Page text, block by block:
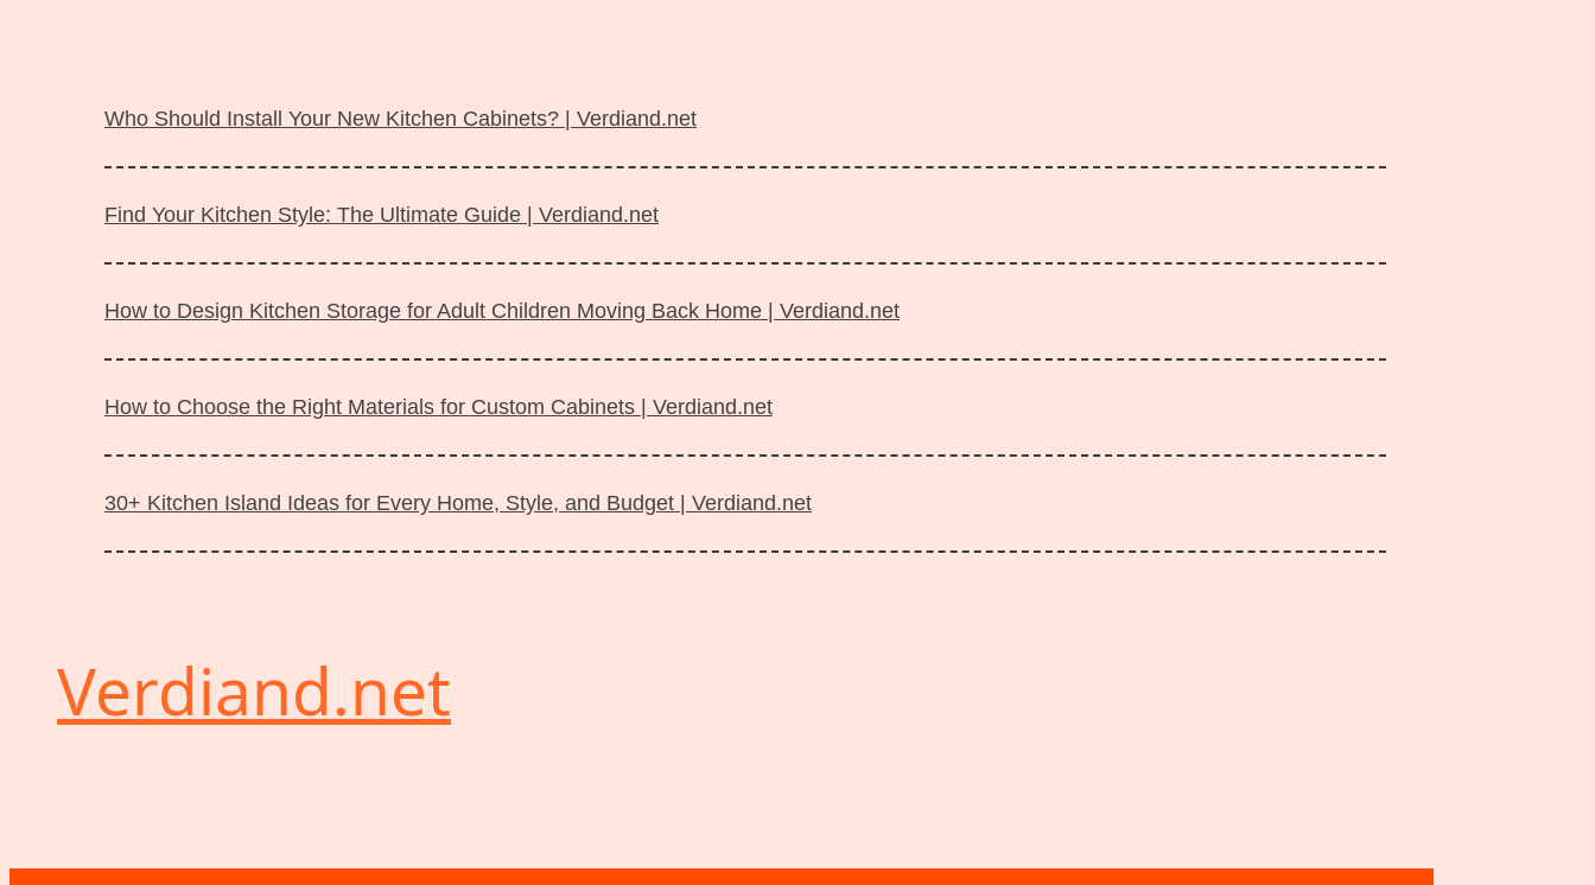
Who Should Install Your New Kitchen Cabinets? | Verdiand.net
Find Your Kitchen Style: The Ultimate Guide | Verdiand.net
How to Design Kitchen Storage for Adult Children Moving Back Home | Verdiand.net
How to Choose the Right Materials for Custom Cabinets | Verdiand.net
30+ Kitchen Island Ideas for Every Home, Style, and Budget | Verdiand.net
Verdiand.net